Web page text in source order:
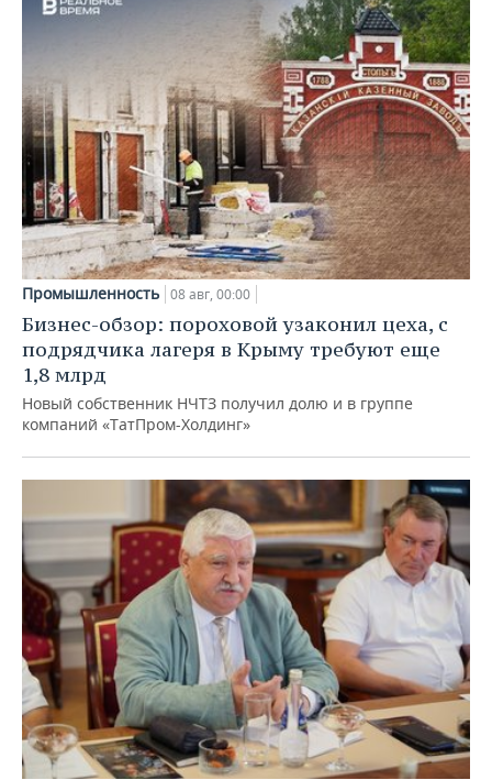
Промышленность 08 авг, 00:00
Бизнес-обзор: пороховой узаконил цеха, с
подрядчика лагеря в Крыму требуют еще
1,8 млрд
Новый собственник НЧТЗ получил долю и в группе
компаний «ТатПром-Холдинг»